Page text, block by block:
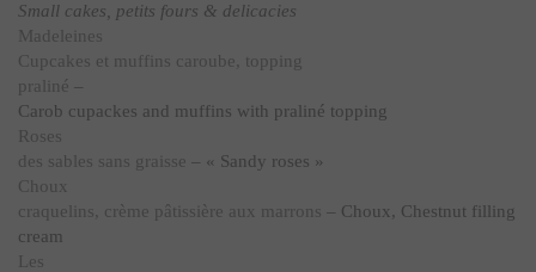
Small cakes, petits fours & delicacies
Madeleines
Cupcakes et muffins caroube, topping
praliné –
Carob cupackes and muffins with praliné topping
Roses
des sables sans graisse – « Sandy roses »
Choux
craquelins, crème pâtissière aux marrons – Choux, Chestnut filling
cream
Les